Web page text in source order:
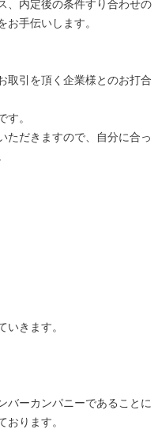
、内定後の条件すり合わせの
手伝いします。
取引を頂く企業様とのお打合
。
ただきますので、自分に合っ
きます。
バーカンパニーであることに
ります。